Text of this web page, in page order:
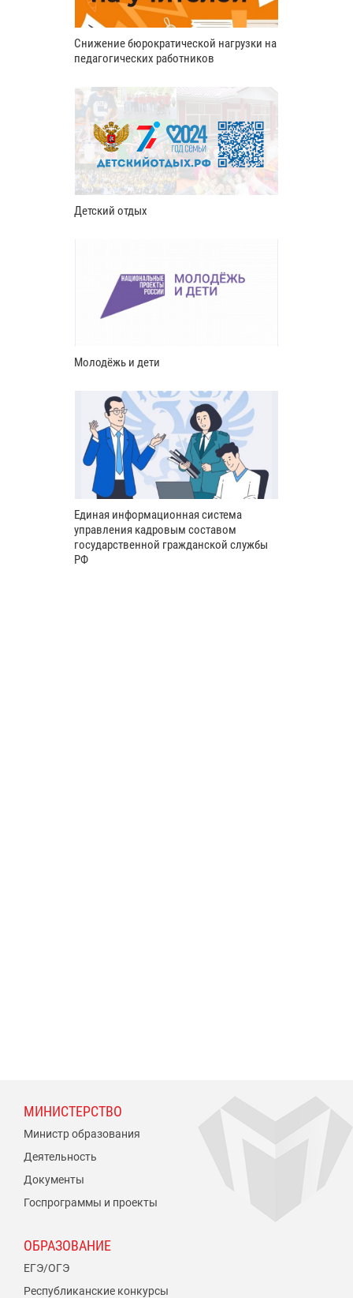
Снижение бюрократической нагрузки на
педагогических работников
Детский отдых
Молодёжь и дети
Единая информационная система
управления кадровым составом
государственной гражданской службы
РФ
МИНИСТЕРСТВО
Министр образования
Деятельность
Документы
Госпрограммы и проекты
ОБРАЗОВАНИЕ
ЕГЭ/ОГЭ
Республиканские конкурсы